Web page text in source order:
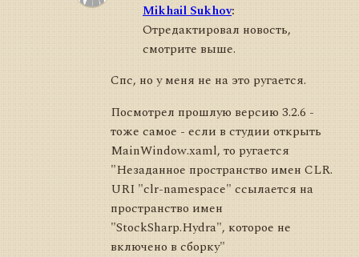
Mikhail Sukhov:
Отредактировал новость,
смотрите выше.
Спс, но у меня не на это ругается.
Посмотрел прошлую версию 3.2.6 -
тоже самое - если в студии открыть
MainWindow.xaml, то ругается
"Незаданное пространство имен CLR.
URI "clr-namespace" ссылается на
пространство имен
"StockSharp.Hydra", которое не
включено в сборку"